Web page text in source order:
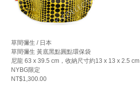
草間彌生 / 日本
草間彌生 黃底黑點圓點環保袋
尼龍 63 x 39.5 cm，收納尺寸約13 x 13 x 2.5 cm
NYBG限定
NT$1,300.00